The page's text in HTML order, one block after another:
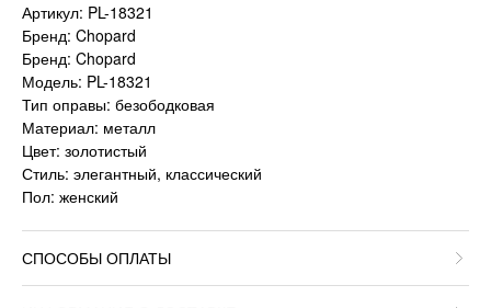
Артикул: PL-18321
Бренд: Chopard
Бренд: Chopard
Модель: PL-18321
Тип оправы: безободковая
Материал: металл
Цвет: золотистый
Стиль: элегантный, классический
Пол: женский
СПОСОБЫ ОПЛАТЫ